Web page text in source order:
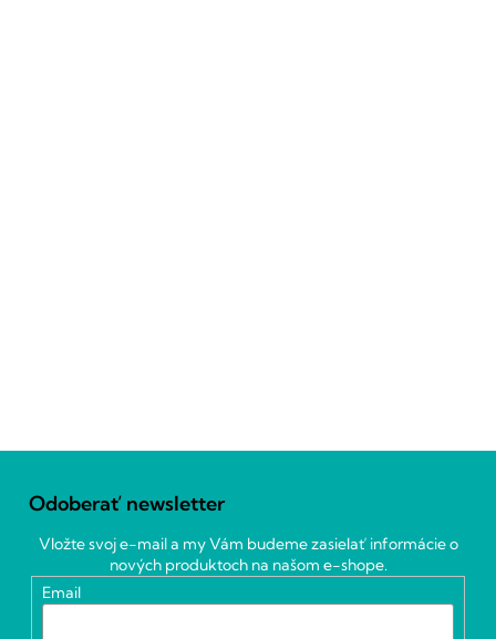
Odoberať newsletter
Vložte svoj e-mail a my Vám budeme zasielať informácie o
nových produktoch na našom e-shope.
Email